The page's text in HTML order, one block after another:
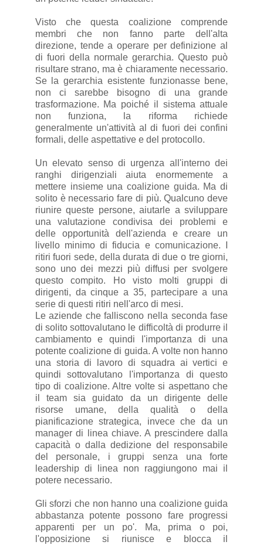
Visto che questa coalizione comprende
membri che non fanno parte dell'alta
direzione, tende a operare per definizione al
di fuori della normale gerarchia. Questo può
risultare strano, ma è chiaramente necessario.
Se la gerarchia esistente funzionasse bene,
non ci sarebbe bisogno di una grande
trasformazione. Ma poiché il sistema attuale
non funziona, la riforma richiede
generalmente un'attività al di fuori dei confini
formali, delle aspettative e del protocollo.
Un elevato senso di urgenza all'interno dei
ranghi dirigenziali aiuta enormemente a
mettere insieme una coalizione guida. Ma di
solito è necessario fare di più. Qualcuno deve
riunire queste persone, aiutarle a sviluppare
una valutazione condivisa dei problemi e
delle opportunità dell'azienda e creare un
livello minimo di fiducia e comunicazione. I
ritiri fuori sede, della durata di due o tre giorni,
sono uno dei mezzi più diffusi per svolgere
questo compito. Ho visto molti gruppi di
dirigenti, da cinque a 35, partecipare a una
serie di questi ritiri nell'arco di mesi.
Le aziende che falliscono nella seconda fase
di solito sottovalutano le difficoltà di produrre il
cambiamento e quindi l'importanza di una
potente coalizione di guida. A volte non hanno
una storia di lavoro di squadra ai vertici e
quindi sottovalutano l'importanza di questo
tipo di coalizione. Altre volte si aspettano che
il team sia guidato da un dirigente delle
risorse umane, della qualità o della
pianificazione strategica, invece che da un
manager di linea chiave. A prescindere dalla
capacità o dalla dedizione del responsabile
del personale, i gruppi senza una forte
leadership di linea non raggiungono mai il
potere necessario.
Gli sforzi che non hanno una coalizione guida
abbastanza potente possono fare progressi
apparenti per un po'. Ma, prima o poi,
l'opposizione si riunisce e blocca il